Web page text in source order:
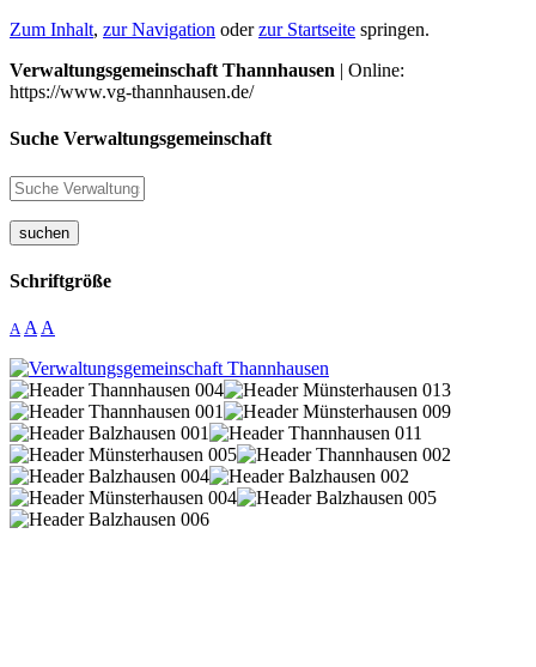
Zum Inhalt, zur Navigation oderzur Startseite springen.
Verwaltungsgemeinschaft Thannhausen | Online:
https://www.vg-thannhausen.de/
Suche Verwaltungsgemeinschaft
suchen
Schriftgröße
A A A